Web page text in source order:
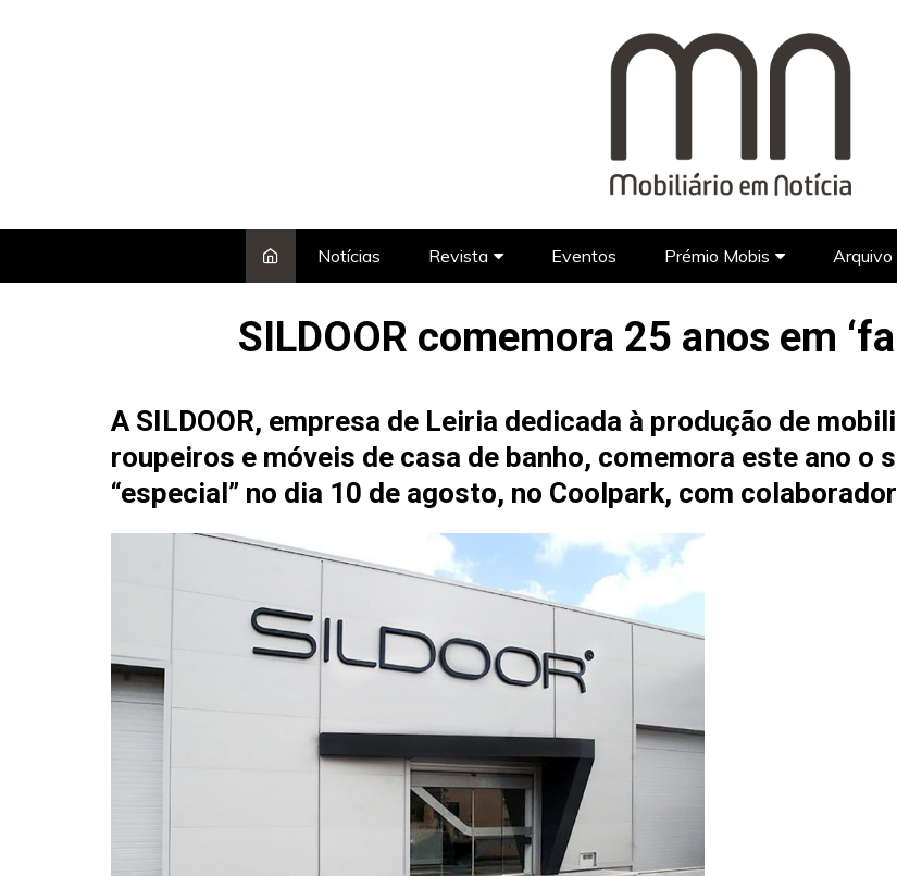
Notícias Revista
Marcas Estrangeiras
Designers
Designers Portugueses
Arquitetura
Hotel Design
Entrevistas
Crónicas
Edições
Eventos Prémio Mobis
Galeria
FAQ’s
Arquivo
SILDOOR comemora 25 anos em
A SILDOOR, empresa de Leiria dedicada à produção de
roupeiros e móveis de casa de banho, comemora este ano o
“especial” no dia 10 de agosto, no Coolpark, com